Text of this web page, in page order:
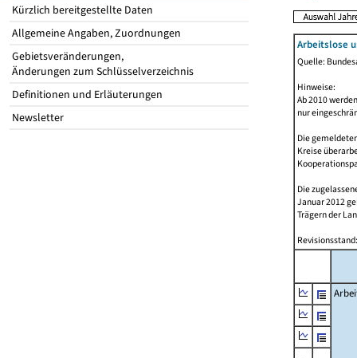
Kürzlich bereitgestellte Daten
Allgemeine Angaben, Zuordnungen
Gebietsveränderungen,
Änderungen zum Schlüsselverzeichnis
Definitionen und Erläuterungen
Newsletter
Arbeitslose
Quelle:
Hinweise:
Ab 2010
nur
Die
Kreise
Die
Januar 2012
Trägern der